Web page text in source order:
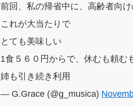
前回、私の帰省中に、高齢者向
これが大当たりで
とても美味しい
1食５６０円からで、休むも頼む
姉も引き続き利用
— G.Grace (@g_musica)